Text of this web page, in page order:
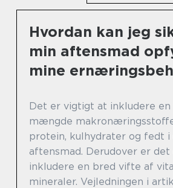
Hvordan kan jeg
min aftensmad
mine
Det er vigtigt at inkludere en
mængde
protein, kulhydrater og fedt i
aftensmad. Derudover er
inkludere en bred vifte af
mineraler. Vejledningen i